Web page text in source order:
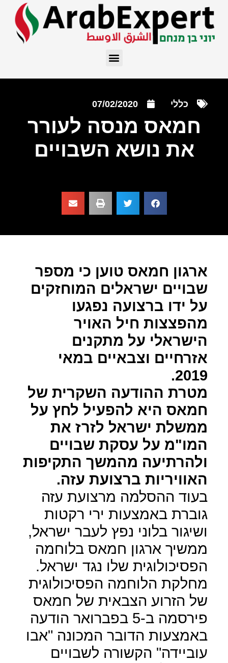
כללי 07/02/2020
חמאס מנסה לעורר
את נושא השבויים
ארגון חמאס טוען כי מספר
שבויים ישראלים המוחזקים
על ידו ברצועה נפגעו
מהפצצות חיל האויר
הישראלי על מתקנים
אזרחיים וצבאיים במאי
2019.
מטרת ההודעה השקרית של
חמאס היא להפעיל לחץ על
ממשלת ישראל לזרז את
המו"מ על עסקת שבויים
ולהרתיעה מהמשך התקיפות
האוויריות ברצועת עזה.
בעוד ההסלמה מרצועת עזה
גוברת באמצעות ירי רקטות
ושיגור בלוני נפץ לעבר ישראל,
ממשיך ארגון חמאס בלוחמה
הפסיכולוגית שלו נגד ישראל.
מחלקת הלוחמה הפסיכולוגית
של הזרוע הצבאית של חמאס
פירסמה ב-5 בפברואר הודעה
באמצעות הדובר המכונה "אבו
עוביידה" הקשורה לשבויים